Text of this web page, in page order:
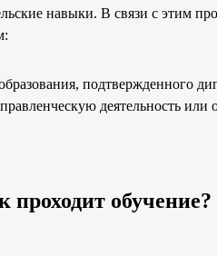
навыки. В связи с этим
подтвержденного
деятельность или
проходит обучение?